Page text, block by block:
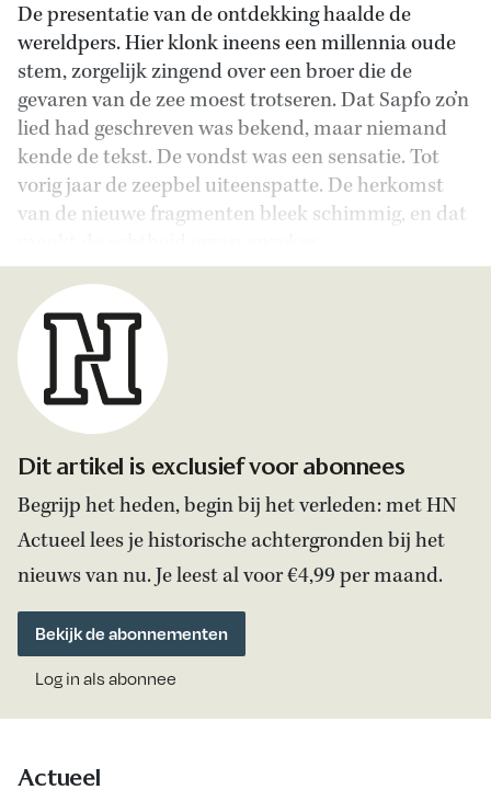
De presentatie van de ontdekking haalde de
wereldpers. Hier klonk ineens een millennia oude
stem, zorgelijk zingend over een broer die de
gevaren van de zee moest trotseren. Dat Sapfo zo’n
lied had geschreven was bekend, maar niemand
kende de tekst. De vondst was een sensatie. Tot
vorig jaar de zeepbel uiteenspatte. De herkomst
van de nieuwe fragmenten bleek schimmig, en dat
Dit artikel is exclusief voor abonnees
Begrijp het heden, begin bij het verleden: met HN
Actueel lees je historische achtergronden bij het
nieuws van nu. Je leest al voor €4,99 per maand.
Bekijk de abonnementen
Log in als abonnee
Actueel